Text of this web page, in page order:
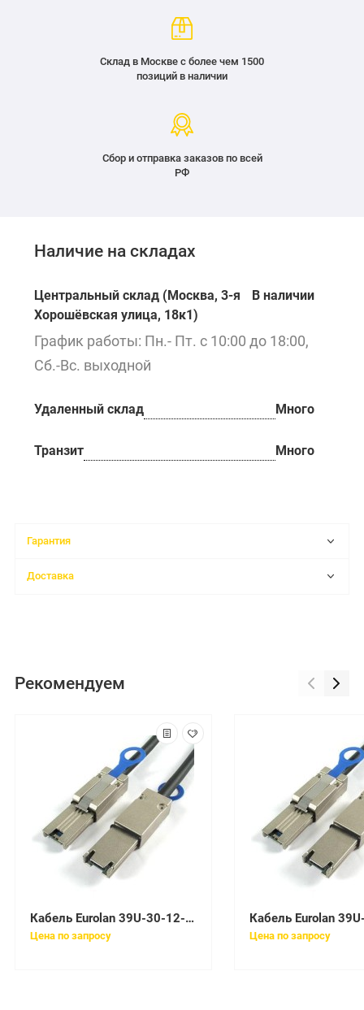
Склад в Москве с более чем 1500
позиций в наличии
Сбор и отправка заказов по всей
РФ
Наличие на складах
Центральный склад (Москва, 3-я
Хорошёвская улица, 18к1)
В наличии
График работы: Пн.- Пт. с 10:00 до 18:00,
Сб.-Вс. выходной
Удаленный склад Много
Транзит Много
Гарантия
Доставка
Рекомендуем
Кабель Eurolan 39U-30-12-01BL
Цена по запросу Цена по запросу